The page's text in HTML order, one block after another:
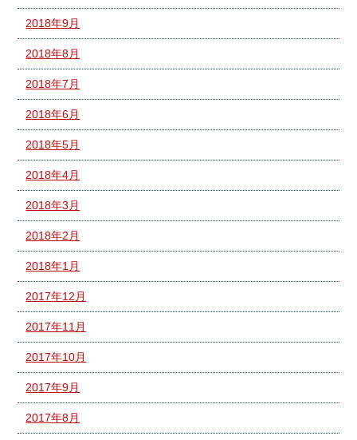
2018年9月
2018年8月
2018年7月
2018年6月
2018年5月
2018年4月
2018年3月
2018年2月
2018年1月
2017年12月
2017年11月
2017年10月
2017年9月
2017年8月